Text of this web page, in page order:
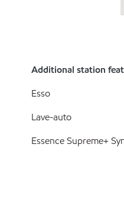
Additional station
Esso
Lave-auto
Essence Supreme+